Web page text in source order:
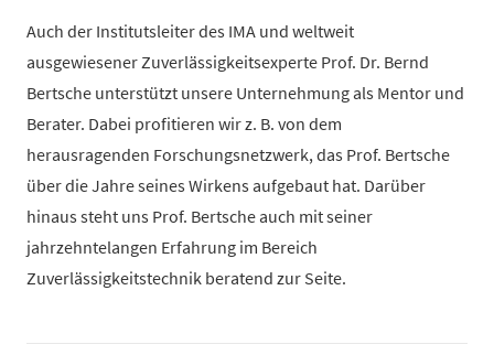
Auch der Institutsleiter des IMA und weltweit
ausgewiesener Zuverlässigkeitsexperte Prof. Dr. Bernd
Bertsche unterstützt unsere Unternehmung als Mentor und
Berater. Dabei profitieren wir z. B. von dem
herausragenden Forschungsnetzwerk, das Prof. Bertsche
über die Jahre seines Wirkens aufgebaut hat. Darüber
hinaus steht uns Prof. Bertsche auch mit seiner
jahrzehntelangen Erfahrung im Bereich
Zuverlässigkeitstechnik beratend zur Seite.